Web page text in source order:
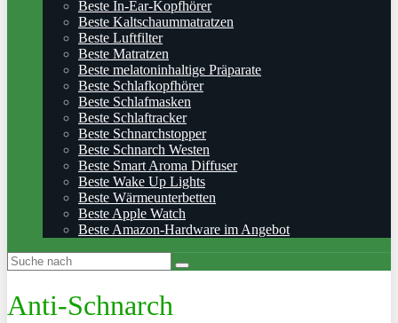
Beste In-Ear-Kopfhörer
Beste Kaltschaummatratzen
Beste Luftfilter
Beste Matratzen
Beste melatoninhaltige Präparate
Beste Schlafkopfhörer
Beste Schlafmasken
Beste Schlaftracker
Beste Schnarchstopper
Beste Schnarch Westen
Beste Smart Aroma Diffuser
Beste Wake Up Lights
Beste Wärmeunterbetten
Beste Apple Watch
Beste Amazon-Hardware im Angebot
Anti-Schnarch